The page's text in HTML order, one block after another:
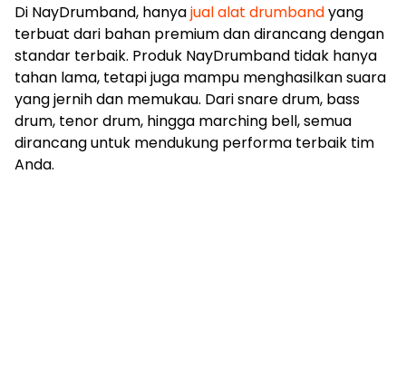
Di NayDrumband, hanyajual alat drumbandyang
terbuat dari bahan premium dan dirancang dengan
standar terbaik. Produk NayDrumband tidak hanya
tahan lama, tetapi juga mampu menghasilkan suara
yang jernih dan memukau. Dari snare drum, bass
drum, tenor drum, hingga marching bell, semua
dirancang untuk mendukung performa terbaik tim
Anda.